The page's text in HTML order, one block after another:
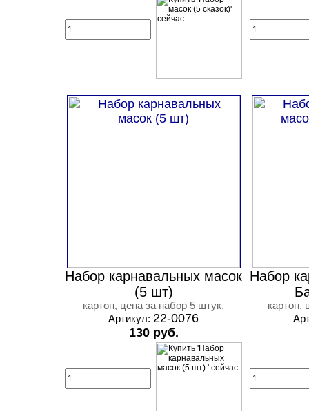
Набор карнавальных масок
(5 шт)
картон, цена за набор 5 штук.
Артикул: 22-0076
130 руб.
Набор
картон,